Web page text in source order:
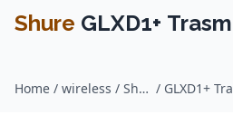
Shure GLXD1+
Home / wireless / Shure /